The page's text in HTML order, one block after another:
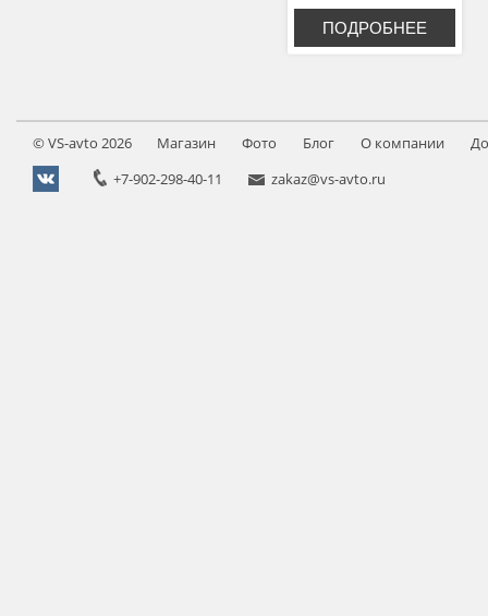
ПОДРОБНЕЕ
©VS-avto 2026 Магазин Фото Блог О компании
+7-902-298-40-11
zakaz@vs-avto.ru